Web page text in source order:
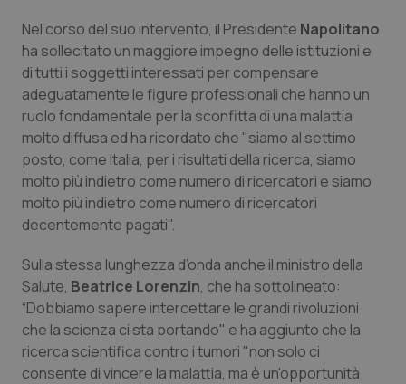
Lombardia
Marche
Molise
Piemonte
Provincia Autonoma di Bolzano
Provincia Autonoma di Trento
Puglia
Sardegna
Dolore
Donna & Salute
Epatiti
HIV
Infezioni & Febbre
Ipertensione & Scompenso
Malattie rare
Malattia di Crohn & Rettocolite Ulcerosa
Nel corso del suo intervento, il Presidente Napolitano
ha sollecitato un maggiore impegno delle istituzioni e
di tutti i soggetti interessati per compensare
adeguatamente le figure professionali che hanno un
ruolo fondamentale per la sconfitta di una malattia
molto diffusa ed ha ricordato che "siamo al settimo
posto, come Italia, per i risultati della ricerca, siamo
molto più indietro come numero di ricercatori e siamo
molto più indietro come numero di ricercatori
decentemente pagati".
Sulla stessa lunghezza d’onda anche il ministro della
Salute, Beatrice Lorenzin, che ha sottolineato:
“Dobbiamo sapere intercettare le grandi rivoluzioni
che la scienza ci sta portando" e ha aggiunto che la
ricerca scientifica contro i tumori "non solo ci
consente di vincere la malattia, ma è un'opportunità